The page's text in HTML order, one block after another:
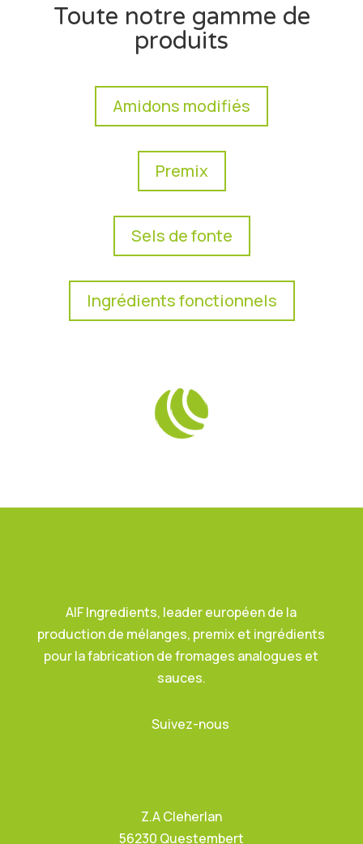
Toute notre gamme de
produits
Amidons modifiés
Premix
Sels de fonte
Ingrédients fonctionnels
AIF Ingredients, leader européen de la
production de mélanges, premix et ingrédients
pour la fabrication de fromages analogues et
sauces.
Suivez-nous
Z.A Cleherlan
56230 Questembert